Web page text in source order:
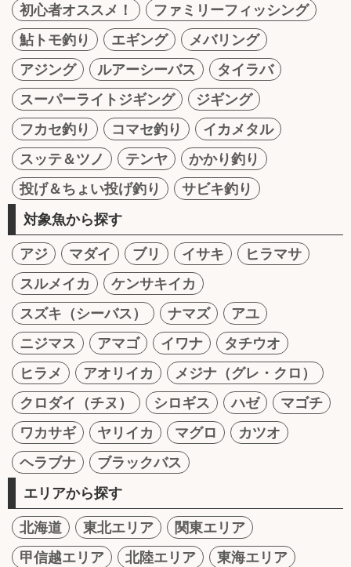
初心者オススメ！
ファミリーフィッシング
鮎トモ釣り
エギング
メバリング
アジング
ルアーシーバス
タイラバ
スーパーライトジギング
ジギング
フカセ釣り
コマセ釣り
イカメタル
スッテ＆ツノ
テンヤ
かかり釣り
投げ＆ちょい投げ釣り
サビキ釣り
対象魚から探す
アジ マダイ ブリ イサキ
ヒラマサ
スルメイカ
ケンサキイカ
スズキ（シーバス）
ナマズ
アユ
ニジマス
アマゴ イワナ
タチウオ
ヒラメ
アオリイカ
メジナ（グレ・クロ）
クロダイ（チヌ）
シロギス ハゼ
マゴチ
ワカサギ
ヤリイカ マグロ
カツオ
ヘラブナ
ブラックバス
エリアから探す
北海道 東北エリア
関東エリア
甲信越エリア
北陸エリア
東海エリア